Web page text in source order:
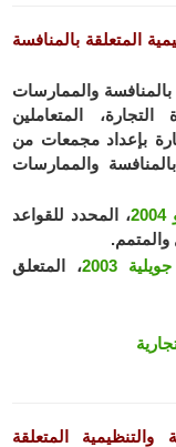
المتعلقة بالمنافسة
بالمنافسة والممارسات
المتعاملين
بإعداد مجمعات من
والممارسات
، المحدد للقواعد
والمتمم.
، المتعلق
المتعلقة